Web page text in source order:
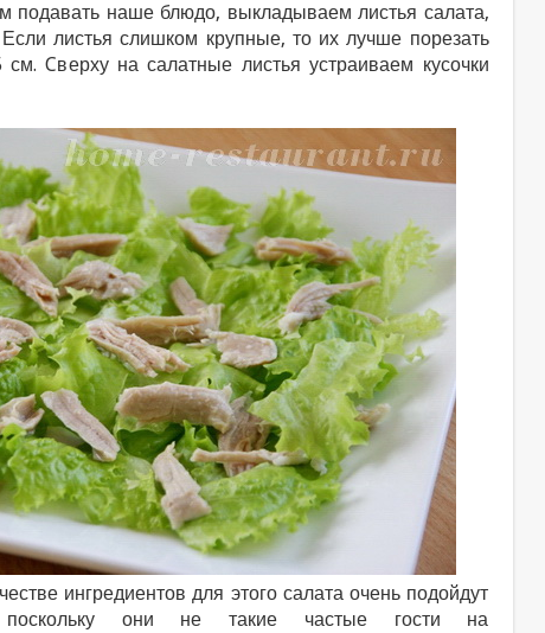
подавать наше блюдо, выкладываем листья салата,
листья слишком крупные, то их лучше порезать
Cверху на салатные листья устраиваем кусочки
ингредиентов для этого салата очень подойдут
они не такие частые гости на